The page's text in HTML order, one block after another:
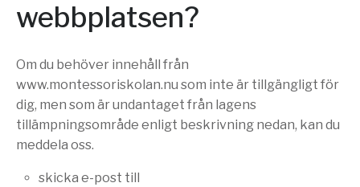
webbplatsen?
Om du behöver innehåll från
www.montessoriskolan.nu som inte är tillgängligt för
dig, men som är undantaget från lagens
tillämpningsområde enligt beskrivning nedan, kan du
meddela oss.
skicka e-post till